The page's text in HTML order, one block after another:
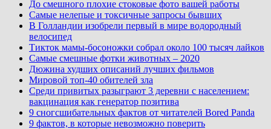
До смешного плохие стоковые фото вашей работы
Самые нелепые и токсичные запросы бывших
В Голландии изобрели первый в мире водородный
велосипед
Тикток мамы-босоножки собрал около 100 тысяч лайков
Самые смешные фотки животных – 2020
Дюжина худших описаний лучших фильмов
Мировой топ-40 обителей зла
Среди привитых разыграют 3 деревни с населением:
вакцинация как генератор позитива
9 сногсшибательных фактов от читателей Bored Panda
9 фактов, в которые невозможно поверить